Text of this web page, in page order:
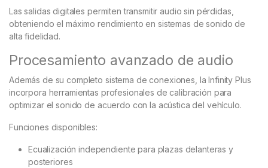
Las salidas digitales permiten transmitir audio sin pérdidas,
obteniendo el máximo rendimiento en sistemas de sonido de
alta fidelidad.
Procesamiento avanzado de audio
Además de su completo sistema de conexiones, la Infinity Plus
incorpora herramientas profesionales de calibración para
optimizar el sonido de acuerdo con la acústica del vehículo.
Funciones disponibles:
Ecualización independiente para plazas delanteras y
posteriores